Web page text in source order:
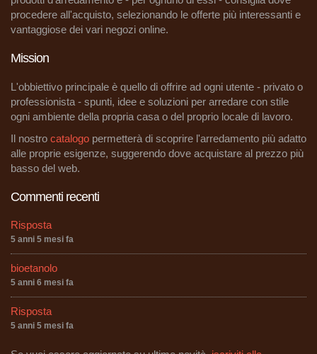
procedere all'acquisto, selezionando le offerte più interessanti e
vantaggiose dei vari negozi online.
Mission
L'obbiettivo principale è quello di offrire ad ogni utente - privato o
professionista - spunti, idee e soluzioni per arredare con stile
ogni ambiente della propria casa o del proprio locale di lavoro.
Il nostro catalogo permetterà di scoprire l'arredamento più adatto
alle proprie esigenze, suggerendo dove acquistare al prezzo più
basso del web.
Commenti recenti
Risposta
5 anni 5 mesi fa
bioetanolo
5 anni 6 mesi fa
Risposta
5 anni 5 mesi fa